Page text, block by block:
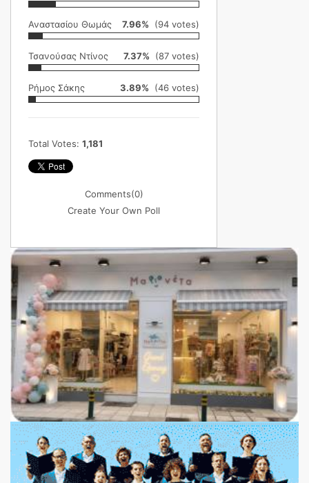
Αναστασίου Θωμάς 7.96% (94 votes)
Τσανούσας Ντίνος 7.37% (87 votes)
Ρήμος Σάκης 3.89% (46 votes)
Total Votes: 1,181
Comments(0)
Create Your Own Poll